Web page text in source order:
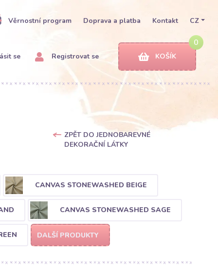
Věrnostní program Doprava a platba Kontakt CZ
se Registrovat se
0
KOŠÍK
ZPĚT DO JEDNOBAREVNÉ
DEKORAČNÍ LÁTKY
CANVAS STONEWASHED BEIGE
CANVAS STONEWASHED SAGE
DALŠÍ PRODUKTY